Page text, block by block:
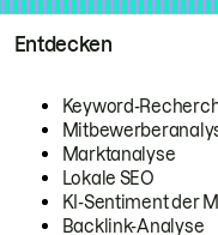
Entdecken
Keyword-
Marktanalyse
Lokale SEO
KI-Sentiment der
Backlink-Analyse